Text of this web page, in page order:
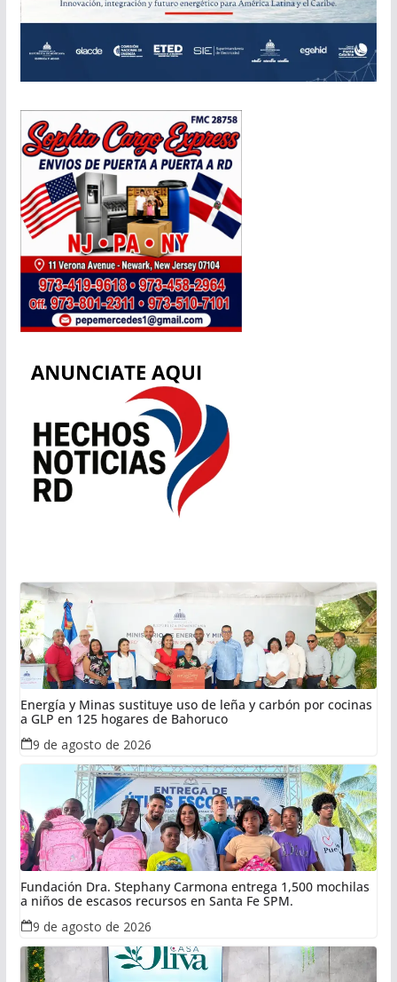
Energía y Minas sustituye uso de leña y carbón por cocinas
a GLP en 125 hogares de Bahoruco
9 de agosto de 2026
Fundación Dra. Stephany Carmona entrega 1,500 mochilas
a niños de escasos recursos en Santa Fe SPM.
9 de agosto de 2026